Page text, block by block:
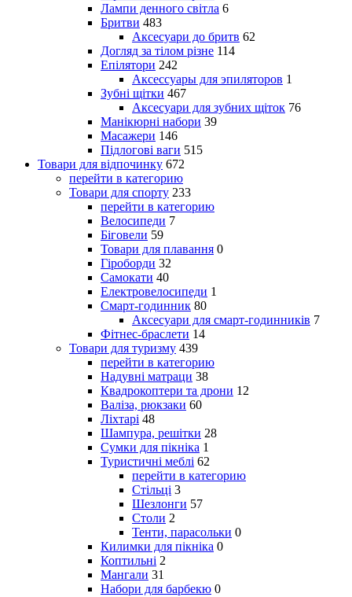
Лампи денного світла 6
Бритви 483
Аксесуари до бритв 62
Догляд за тілом різне 114
Епілятори 242
Аксессуары для эпиляторов 1
Зубні щітки 467
Аксесуари для зубних щіток 76
Манікюрні набори 39
Масажери 146
Підлогові ваги 515
Товари для відпочинку 672
перейти в категорию
Товари для спорту 233
перейти в категорию
Велосипеди 7
Біговели 59
Товари для плавання 0
Гіроборди 32
Самокати 40
Електровелосипеди 1
Смарт-годинник 80
Аксесуари для смарт-годинників 7
Фітнес-браслети 14
Товари для туризму 439
перейти в категорию
Надувні матраци 38
Квадрокоптери та дрони 12
Валіза, рюкзаки 60
Ліхтарі 48
Шампура, решітки 28
Сумки для пікніка 1
Туристичні меблі 62
перейти в категорию
Стільці 3
Шезлонги 57
Столи 2
Тенти, парасольки 0
Килимки для пікніка 0
Коптильні 2
Мангали 31
Набори для барбекю 0